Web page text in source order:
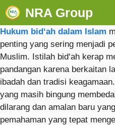
NRA Group
Hukum bid‘ah dalam Islam
penting yang sering menjadi
Muslim. Istilah bid‘ah kerap
pandangan karena berkaitan
ibadah dan tradisi
yang masih bingung
dilarang dan amalan baru
pemahaman yang tepat